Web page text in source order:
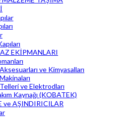
EKİPMANLARI
ve Kimyasalları
ve Elektrodları
Kaynağı (KOBATEK)
ve AŞINDIRICILAR